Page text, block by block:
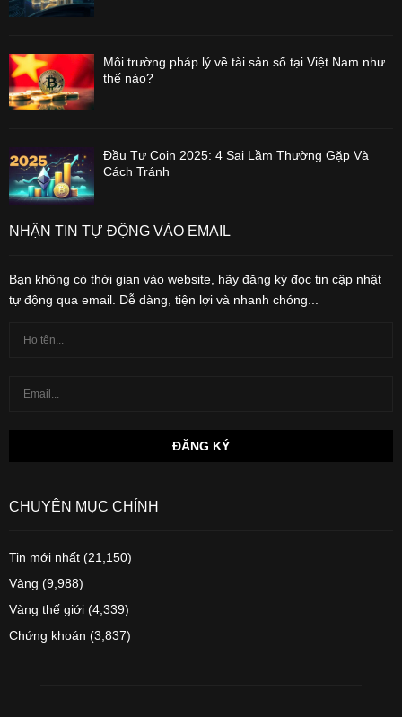
Môi trường pháp lý về tài sản số tại Việt Nam như
thế nào?
Đầu Tư Coin 2025: 4 Sai Lầm Thường Gặp Và
Cách Tránh
NHẬN TIN TỰ ĐỘNG VÀO EMAIL
Bạn không có thời gian vào website, hãy đăng ký đọc tin cập nhật
tự động qua email. Dễ dàng, tiện lợi và nhanh chóng...
CHUYÊN MỤC CHÍNH
Tin mới nhất (21,150)
Vàng (9,988)
Vàng thế giới (4,339)
Chứng khoán (3,837)